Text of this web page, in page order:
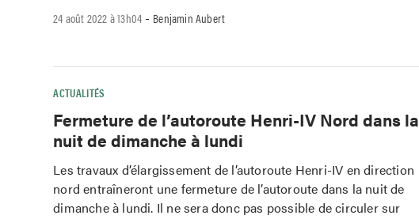
24 août 2022 à 13h04 - Benjamin Aubert
ACTUALITÉS
Fermeture de l’autoroute Henri-IV Nord dans la
nuit de dimanche à lundi
Les travaux d’élargissement de l’autoroute Henri-IV en direction
nord entraîneront une fermeture de l’autoroute dans la nuit de
dimanche à lundi. Il ne sera donc pas possible de circuler sur